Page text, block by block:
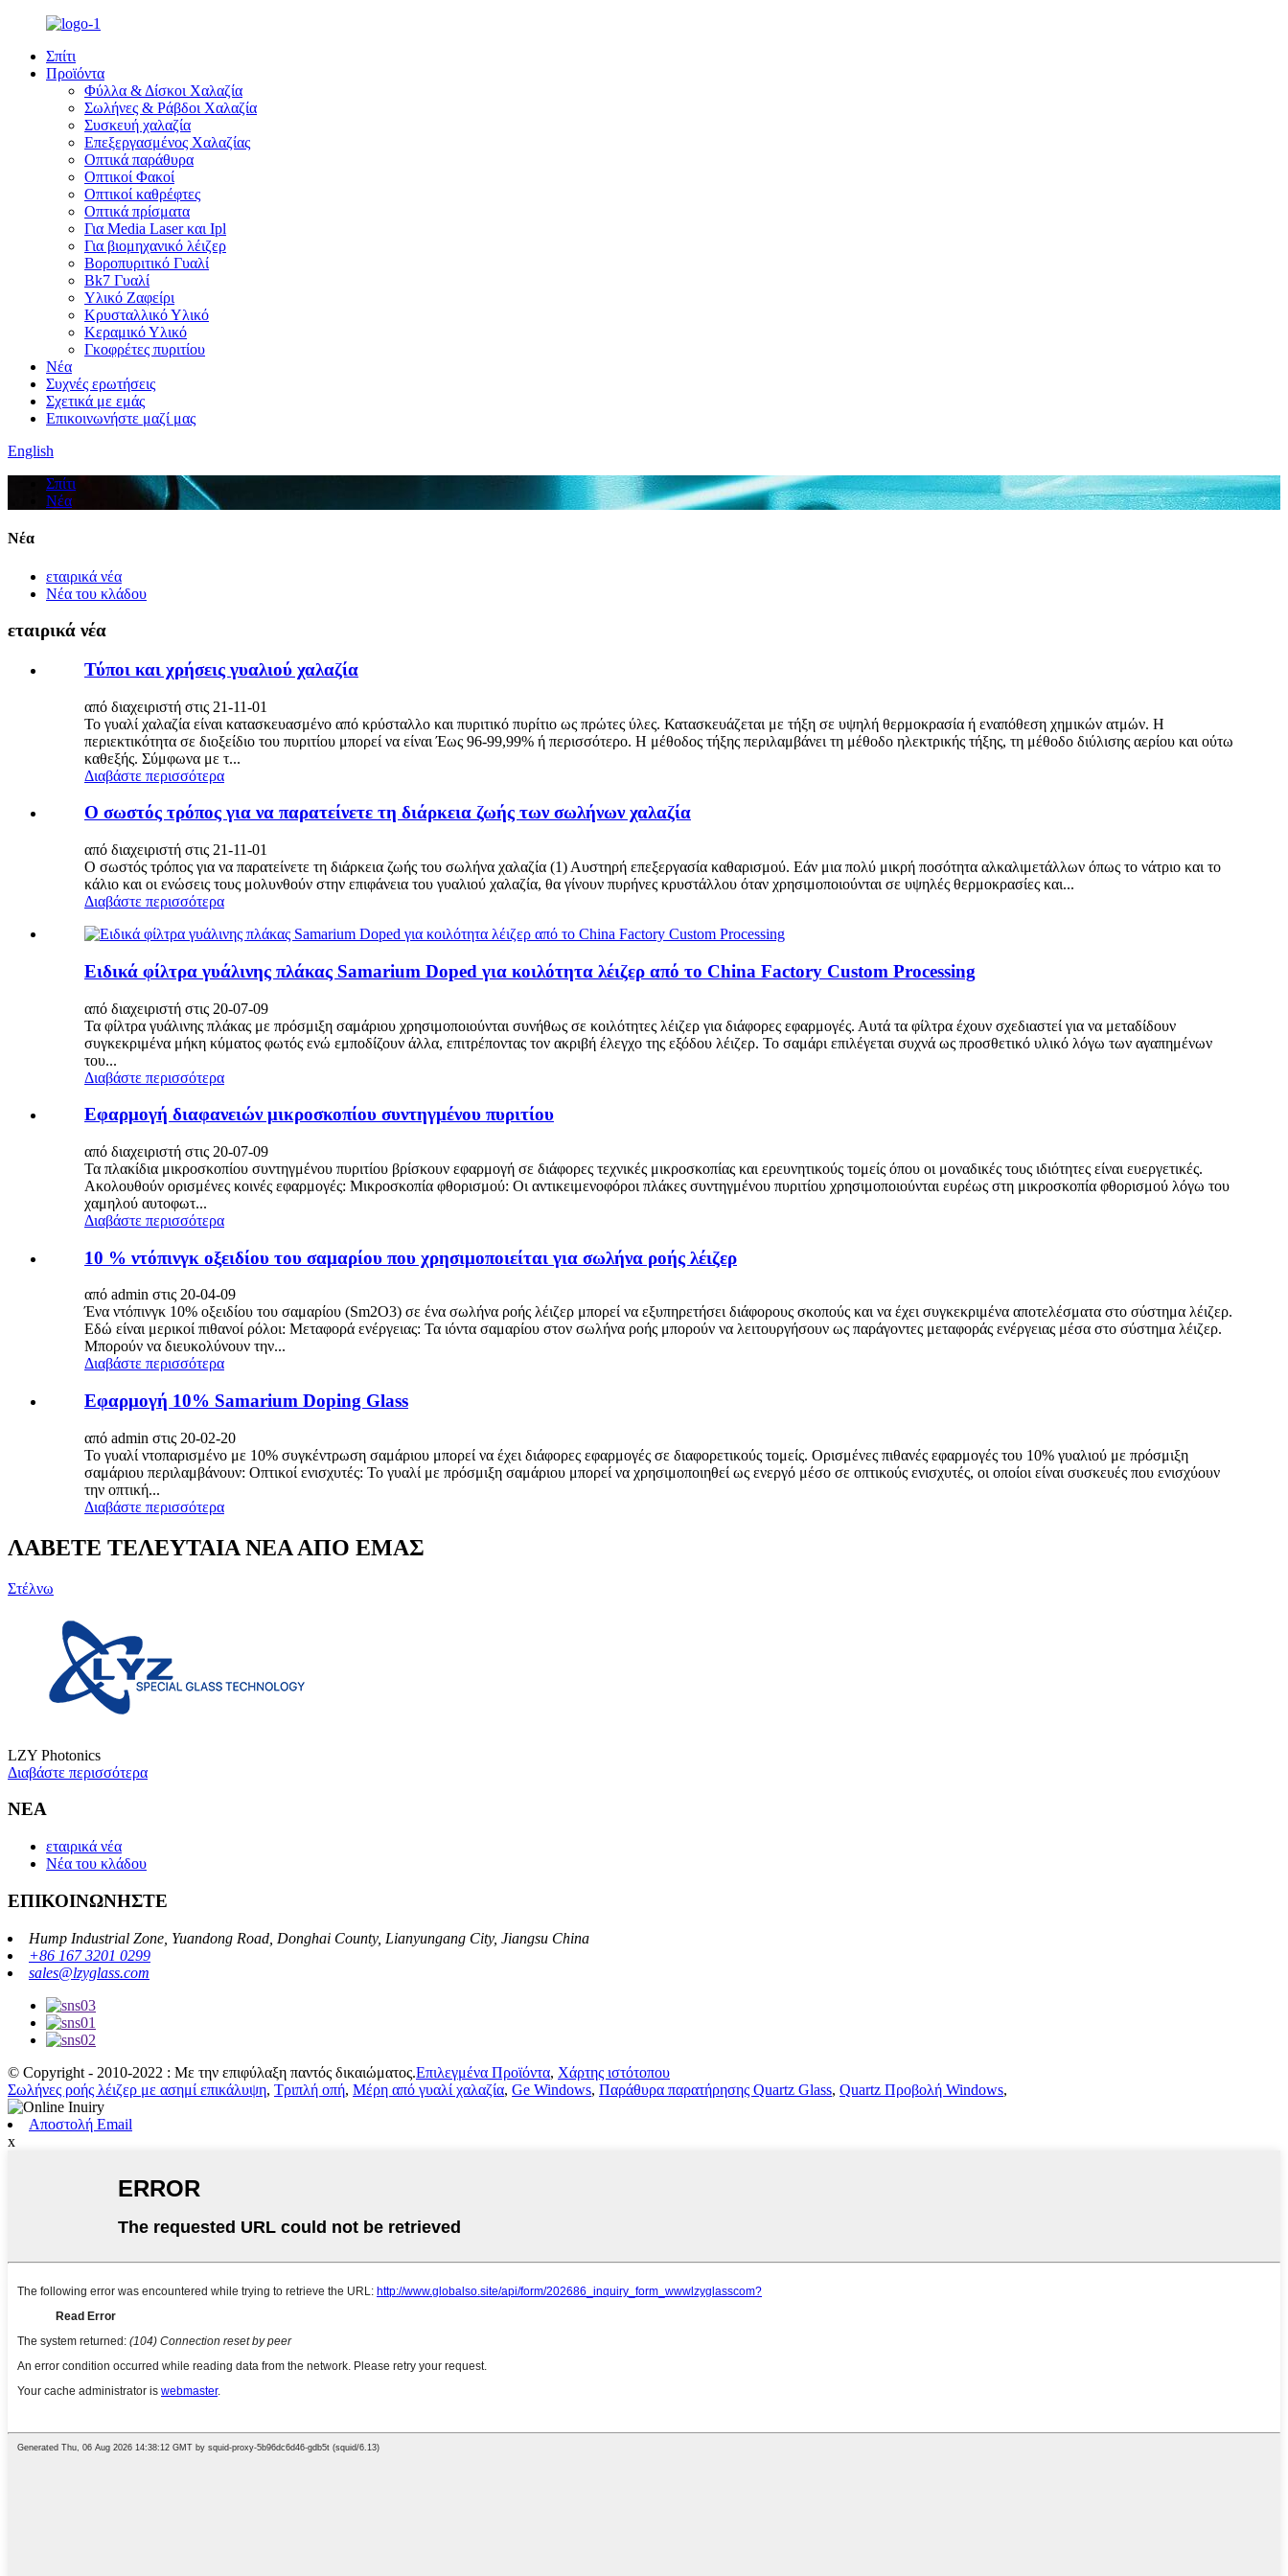
Σπίτι
Προϊόντα
Φύλλα & Δίσκοι Χαλαζία
Σωλήνες & Ράβδοι Χαλαζία
Συσκευή χαλαζία
Επεξεργασμένος Χαλαζίας
Οπτικά παράθυρα
Οπτικοί Φακοί
Οπτικοί καθρέφτες
Οπτικά πρίσματα
Για Media Laser και Ipl
Για βιομηχανικό λέιζερ
Βοροπυριτικό Γυαλί
Bk7 Γυαλί
Υλικό Ζαφείρι
Κρυσταλλικό Υλικό
Κεραμικό Υλικό
Γκοφρέτες πυριτίου
Νέα
Συχνές ερωτήσεις
Σχετικά με εμάς
Επικοινωνήστε μαζί μας
English
Σπίτι
Νέα
Νέα
εταιρικά νέα
Νέα του κλάδου
εταιρικά νέα
Τύποι και χρήσεις γυαλιού χαλαζία
από διαχειριστή στις 21-11-01
Το γυαλί χαλαζία είναι κατασκευασμένο από κρύσταλλο και πυριτικό πυρίτιο ως πρώτες ύλες. Κατασκευάζεται με τήξη σε υψηλή θερμοκρασία ή εναπόθεση χημικών ατμών. Η
περιεκτικότητα σε διοξείδιο του πυριτίου μπορεί να είναι Έως 96-99,99% ή περισσότερο. Η μέθοδος τήξης περιλαμβάνει τη μέθοδο ηλεκτρικής τήξης, τη μέθοδο διύλισης αερίου και ούτω
καθεξής. Σύμφωνα με τ...
Διαβάστε περισσότερα
Ο σωστός τρόπος για να παρατείνετε τη διάρκεια ζωής των σωλήνων χαλαζία
από διαχειριστή στις 21-11-01
Ο σωστός τρόπος για να παρατείνετε τη διάρκεια ζωής του σωλήνα χαλαζία (1) Αυστηρή επεξεργασία καθαρισμού. Εάν μια πολύ μικρή ποσότητα αλκαλιμετάλλων όπως το νάτριο και το
κάλιο και οι ενώσεις τους μολυνθούν στην επιφάνεια του γυαλιού χαλαζία, θα γίνουν πυρήνες κρυστάλλου όταν χρησιμοποιούνται σε υψηλές θερμοκρασίες και...
Διαβάστε περισσότερα
Ειδικά φίλτρα γυάλινης πλάκας Samarium Doped για κοιλότητα λέιζερ από το China Factory Custom Processing
από διαχειριστή στις 20-07-09
Τα φίλτρα γυάλινης πλάκας με πρόσμιξη σαμάριου χρησιμοποιούνται συνήθως σε κοιλότητες λέιζερ για διάφορες εφαρμογές. Αυτά τα φίλτρα έχουν σχεδιαστεί για να μεταδίδουν
συγκεκριμένα μήκη κύματος φωτός ενώ εμποδίζουν άλλα, επιτρέποντας τον ακριβή έλεγχο της εξόδου λέιζερ. Το σαμάρι επιλέγεται συχνά ως προσθετικό υλικό λόγω των αγαπημένων
του...
Διαβάστε περισσότερα
Εφαρμογή διαφανειών μικροσκοπίου συντηγμένου πυριτίου
από διαχειριστή στις 20-07-09
Τα πλακίδια μικροσκοπίου συντηγμένου πυριτίου βρίσκουν εφαρμογή σε διάφορες τεχνικές μικροσκοπίας και ερευνητικούς τομείς όπου οι μοναδικές τους ιδιότητες είναι ευεργετικές.
Ακολουθούν ορισμένες κοινές εφαρμογές: Μικροσκοπία φθορισμού: Οι αντικειμενοφόροι πλάκες συντηγμένου πυριτίου χρησιμοποιούνται ευρέως στη μικροσκοπία φθορισμού λόγω του
χαμηλού αυτοφωτ...
Διαβάστε περισσότερα
10 % ντόπινγκ οξειδίου του σαμαρίου που χρησιμοποιείται για σωλήνα ροής λέιζερ
από admin στις 20-04-09
Ένα ντόπινγκ 10% οξειδίου του σαμαρίου (Sm2O3) σε ένα σωλήνα ροής λέιζερ μπορεί να εξυπηρετήσει διάφορους σκοπούς και να έχει συγκεκριμένα αποτελέσματα στο σύστημα λέιζερ.
Εδώ είναι μερικοί πιθανοί ρόλοι: Μεταφορά ενέργειας: Τα ιόντα σαμαρίου στον σωλήνα ροής μπορούν να λειτουργήσουν ως παράγοντες μεταφοράς ενέργειας μέσα στο σύστημα λέιζερ.
Μπορούν να διευκολύνουν την...
Διαβάστε περισσότερα
Εφαρμογή 10% Samarium Doping Glass
από admin στις 20-02-20
Το γυαλί ντοπαρισμένο με 10% συγκέντρωση σαμάριου μπορεί να έχει διάφορες εφαρμογές σε διαφορετικούς τομείς. Ορισμένες πιθανές εφαρμογές του 10% γυαλιού με πρόσμιξη
σαμάριου περιλαμβάνουν: Οπτικοί ενισχυτές: Το γυαλί με πρόσμιξη σαμάριου μπορεί να χρησιμοποιηθεί ως ενεργό μέσο σε οπτικούς ενισχυτές, οι οποίοι είναι συσκευές που ενισχύουν
την οπτική...
Διαβάστε περισσότερα
ΛΑΒΕΤΕ ΤΕΛΕΥΤΑΙΑ ΝΕΑ ΑΠΟ ΕΜΑΣ
Στέλνω
LZY Photonics
Διαβάστε περισσότερα
ΝΕΑ
εταιρικά νέα
Νέα του κλάδου
ΕΠΙΚΟΙΝΩΝΗΣΤΕ
Hump ​​Industrial Zone, Yuandong Road, Donghai County, Lianyungang City, Jiangsu China
+86 167 3201 0299
sales@lzyglass.com
© Copyright - 2010-2022 : Με την επιφύλαξη παντός δικαιώματος.Επιλεγμένα Προϊόντα, Χάρτης ιστότοπου
Σωλήνες ροής λέιζερ με ασημί επικάλυψη, Τριπλή οπή, Μέρη από γυαλί χαλαζία, Ge Windows, Παράθυρα παρατήρησης Quartz Glass, Quartz Προβολή Windows,
Αποστολή Email
x